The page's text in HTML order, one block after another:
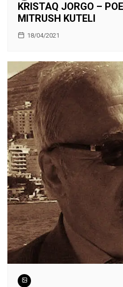
KRISTAQ JORGO –
MITRUSH KUTELI
18/04/2021